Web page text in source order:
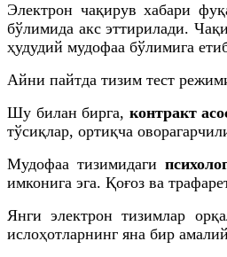
Электрон чақирув хабари
бўлимида акс эттирилади.
ҳудудий мудофаа бўлимига
Айни пайтда тизим тест
Шу билан бирга, контракт
тўсиқлар, ортиқча
Мудофаа тизимидаги
имконига эга. Қоғоз ва
Янги электрон тизимлар
ислоҳотларнинг яна бир